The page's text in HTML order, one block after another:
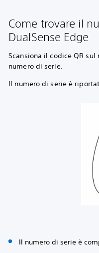
Come trovare il
DualSense Edge
Scansiona il codice QR
numero di serie.
Il numero di serie è
Il numero di serie è